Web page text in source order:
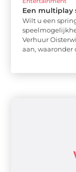
Een multiplay
Wilt u een
Verhuur
aan, waaronder